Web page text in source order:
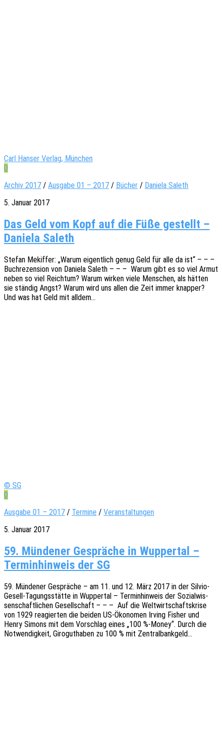
Carl Hanser Verlag, München
0
Archiv 2017 / Ausgabe 01 – 2017 / Bücher / Daniela Saleth
5. Januar 2017
Das Geld vom Kopf auf die Füße gestellt –
Daniela Saleth
Stefan Mekif­fer: „Warum eigent­lich genug Geld für alle da ist“ – – –
Buch­re­zen­si­on von Danie­la Saleth – – – Warum gibt es so viel Armut
neben so viel Reich­tum? Warum wirken viele Menschen, als hätten
sie stän­dig Angst? Warum wird uns allen die Zeit immer knap­per?
Und was hat Geld mit alldem…
© SG
0
Ausgabe 01 – 2017 / Termine / Veranstaltungen
5. Januar 2017
59. Mün­de­ner Gesprä­che in Wup­per­tal –
Ter­min­hin­weis der SG
59. Münde­ner Gesprä­che – am 11. und 12. März 2017 in der Silvio-
Gesell-Tagungs­­­stä­t­­te in Wupper­tal – Termin­hin­weis der Sozi­al­wis­
sen­schaft­li­chen Gesell­schaft – – – Auf die Welt­wirt­schafts­kri­se
von 1929 reagier­ten die beiden US-Ökon­o­­­men Irving Fisher und
Henry Simons mit dem Vorschlag eines „100 %-Money“. Durch die
Notwen­dig­keit, Giro­gut­ha­ben zu 100 % mit Zentralbankgeld…